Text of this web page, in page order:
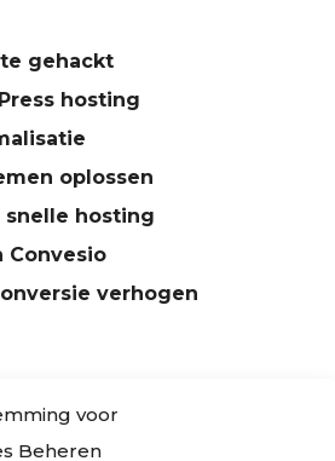
voor
Beheren
gehackt
hosting
oplossen
snelle hosting
Convesio
verhogen